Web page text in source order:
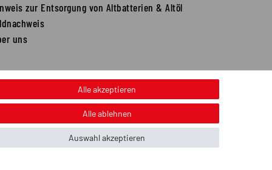
zur Entsorgung von Altbatterien & Altöl
uns
Alle akzeptieren
Alle ablehnen
Auswahl akzeptieren